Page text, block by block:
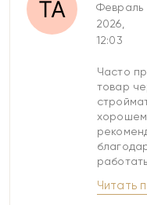
Февраль
2026,
12:03
Часто
товар
хорошем
Читать